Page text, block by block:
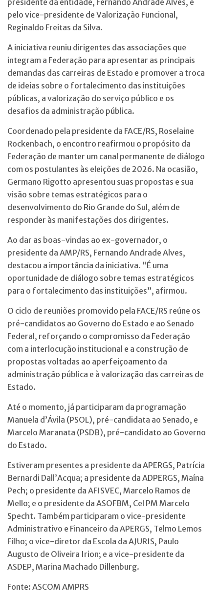
pelo vice-presidente de Valorização Funcional,
Reginaldo Freitas da Silva.
A iniciativa reuniu dirigentes das associações que
integram a Federação para apresentar as principais
demandas das carreiras de Estado e promover a troca
de ideias sobre o fortalecimento das instituições
públicas, a valorização do serviço público e os
desafios da administração pública.
Coordenado pela presidente da FACE/RS, Roselaine
Rockenbach, o encontro reafirmou o propósito da
Federação de manter um canal permanente de diálogo
com os postulantes às eleições de 2026. Na ocasião,
Germano Rigotto apresentou suas propostas e sua
visão sobre temas estratégicos para o
desenvolvimento do Rio Grande do Sul, além de
responder às manifestações dos dirigentes.
Ao dar as boas-vindas ao ex-governador, o
presidente da AMP/RS, Fernando Andrade Alves,
destacou a importância da iniciativa. “É uma
oportunidade de diálogo sobre temas estratégicos
para o fortalecimento das instituições”, afirmou.
O ciclo de reuniões promovido pela FACE/RS reúne os
pré-candidatos ao Governo do Estado e ao Senado
Federal, reforçando o compromisso da Federação
com a interlocução institucional e a construção de
propostas voltadas ao aperfeiçoamento da
administração pública e à valorização das carreiras de
Estado.
Até o momento, já participaram da programação
Manuela d’Ávila (PSOL), pré-candidata ao Senado, e
Marcelo Maranata (PSDB), pré-candidato ao Governo
do Estado.
Estiveram presentes a presidente da APERGS, Patrícia
Bernardi Dall’Acqua; a presidente da ADPERGS, Maína
Pech; o presidente da AFISVEC, Marcelo Ramos de
Mello; e o presidente da ASOFBM, Cel PM Marcelo
Specht. Também participaram o vice-presidente
Administrativo e Financeiro da APERGS, Telmo Lemos
Filho; o vice-diretor da Escola da AJURIS, Paulo
Augusto de Oliveira Irion; e a vice-presidente da
ASDEP, Marina Machado Dillenburg.
Fonte: ASCOM AMPRS